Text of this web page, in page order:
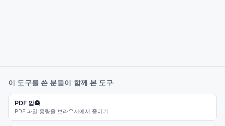
이 도구를 쓴 분들이 함께 본 도구
PDF 압축
PDF 파일 용량을 브라우저에서 줄이기